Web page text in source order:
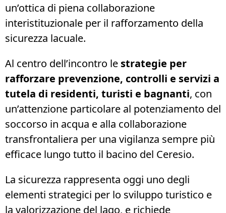
un’ottica di piena collaborazione
interistituzionale per il rafforzamento della
sicurezza lacuale.
Al centro dell’incontro le strategie per
rafforzare prevenzione, controlli e servizi a
tutela di residenti, turisti e bagnanti, con
un’attenzione particolare al potenziamento del
soccorso in acqua e alla collaborazione
transfrontaliera per una vigilanza sempre più
efficace lungo tutto il bacino del Ceresio.
La sicurezza rappresenta oggi uno degli
elementi strategici per lo sviluppo turistico e
la valorizzazione del lago, e richiede